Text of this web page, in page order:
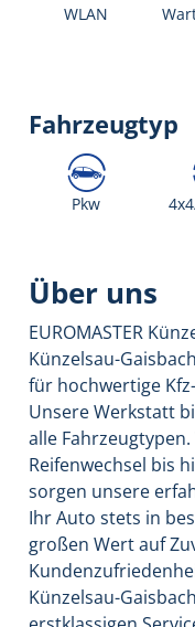
WLAN
Fahrzeugtyp
Pkw
Über uns
EUROMASTER
Künzelsau-
für hochwertige
Unsere Werkstatt
alle
Reifenwechsel bis
sorgen unsere
Ihr Auto stets in
großen Wert auf
Künzelsau-